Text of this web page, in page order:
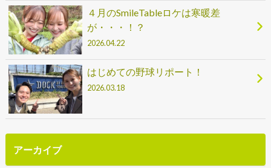
４月のSmileTableロケは寒暖差
が・・・！？
2026.04.22
はじめての野球リポート！
2026.03.18
アーカイブ